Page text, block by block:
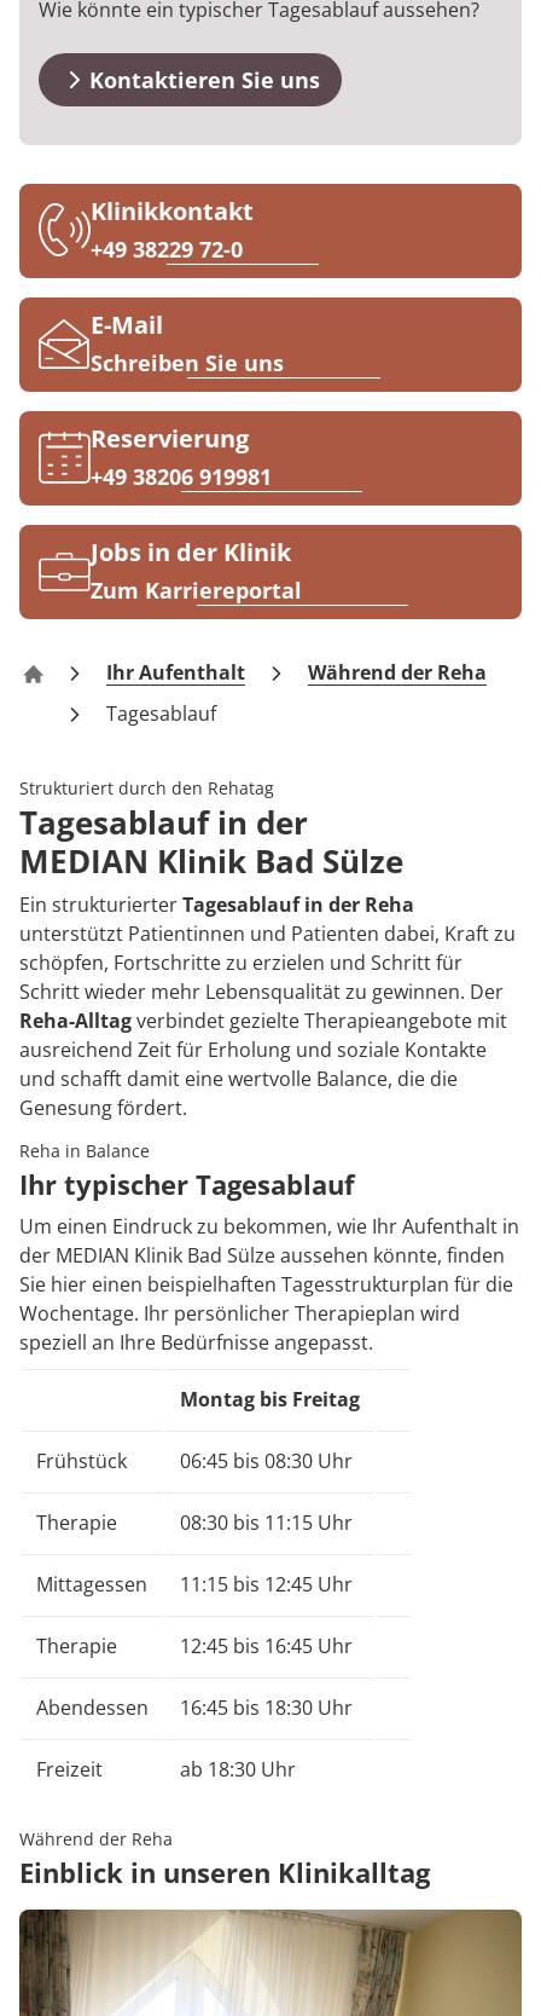
Anreise
FAQs
Kosten & Kostenträger
Zuzahlung & Befreiung
Kinder-und Jugendreha
Gastroenterologie
Geriatrie
Gynäkologie
HTS & Cochlea
Long Covid
Onkologie
Pneumologie
Rheumatologie
Prävention
Nachsorge
Qualität & Expertise
Energiepolitik
Publikationsdatenbank
Ihr Weg zu MEDIAN
Kosten & Kostenträger
Zuzahlung & Befreiung
Reha Checkliste
Zuweiser
Über MEDIAN
Kooperationen
Presse
Blog
Karriere
Wie könnte ein typischer Tagesablauf aussehen?
Kontaktieren Sie uns
Klinikkontakt
+49 38229 72-0
E-Mail
Schreiben Sie uns
Reservierung
+49 38206 919981
Jobs in der Klinik
Zum Karriereportal
Klinik Bad Sülze
Ihr Aufenthalt
Während der Reha
Tagesablauf
Strukturiert durch den Rehatag
Tagesablauf in der
MEDIAN Klinik Bad Sülze
Ein strukturierterTagesablauf in der Reha
unterstützt Patientinnen und Patienten dabei, Kraft zu
schöpfen, Fortschritte zu erzielen und Schritt für
Schritt wieder mehr Lebensqualität zu gewinnen. Der
Reha-Alltagverbindet gezielte Therapieangebote mit
ausreichend Zeit für Erholung und soziale Kontakte
und schafft damit eine wertvolle Balance, die die
Genesung fördert.
Reha in Balance
Ihr typischer Tagesablauf
Um einen Eindruck zu bekommen, wie Ihr Aufenthalt in
der MEDIAN Klinik Bad Sülze aussehen könnte, finden
Sie hier einen beispielhaften Tagesstrukturplan für die
Wochentage. Ihr persönlicher Therapieplan wird
speziell an Ihre Bedürfnisse angepasst.
Montag bis Freitag
Frühstück 06:45 bis 08:30 Uhr
Therapie 08:30 bis 11:15 Uhr
Mittagessen 11:15 bis 12:45 Uhr
Therapie 12:45 bis 16:45 Uhr
Abendessen 16:45 bis 18:30 Uhr
Freizeit ab 18:30 Uhr
Während der Reha
Einblick in unseren Klinikalltag